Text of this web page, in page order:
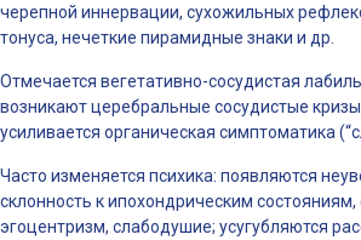
черепной иннервации, сухожильных
тонуса, нечеткие пирамидные знаки и др.
Отмечается вегетативно-сосудистая
возникают церебральные сосудистые
усиливается органическая симптоматика
Часто изменяется психика: появляются
склонность к ипохондрическим
эгоцентризм, слабодушие; усугубляются